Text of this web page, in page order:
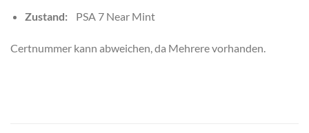
Zustand:PSA 7 Near Mint
Certnummer kann abweichen, da Mehrere vorhanden.